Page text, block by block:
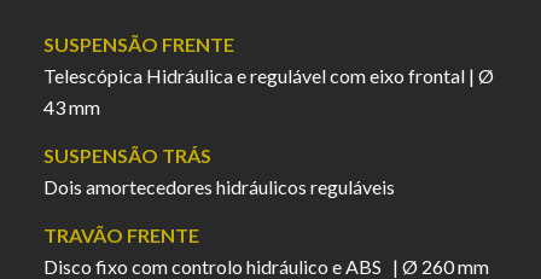
SUSPENSÃO FRENTE
Telescópica Hidráulica e regulável com eixo frontal | Ø
43 mm
SUSPENSÃO TRÁS
Dois amortecedores hidráulicos reguláveis
TRAVÃO FRENTE
Disco fixo com controlo hidráulico e ABS | Ø 260 mm